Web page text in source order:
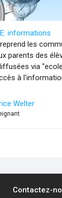
informations
les
parents des
via
à
Welter
Contactez-